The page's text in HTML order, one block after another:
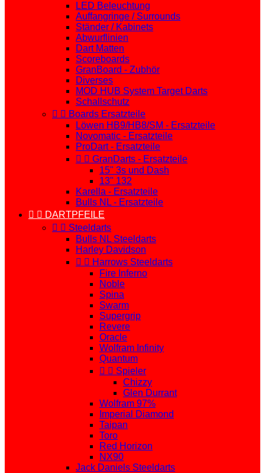
LED Beleuchtung
Auffangringe / Surrounds
Ständer / Kabinets
Abwurflinien
Dart Matten
Scoreboards
GranBoard - Zubhör
Diverses
MOD HUB System Target Darts
Schallschutz
  Boards Ersatzteile
Löwen HB9/HB8/SM - Ersatzteile
Novomatic - Ersatzteile
ProDart - Ersatzteile
  GranDarts - Ersatzteile
15" 3s und Dash
13" 132
Karella - Ersatzteile
Bulls NL - Ersatzteile
  DARTPFEILE
  Steeldarts
Bulls NL Steeldarts
Harley Davidson
  Harrows Steeldarts
Fire Inferno
Noble
Spina
Swarm
Supergrip
Revere
Oracle
Wolfram Infinity
Quantum
  Spieler
Chizzy
Glen Durrant
Wolfram 97%
Imperial Diamond
Taipan
Toro
Red Horizon
NX90
Jack Daniels Steeldarts